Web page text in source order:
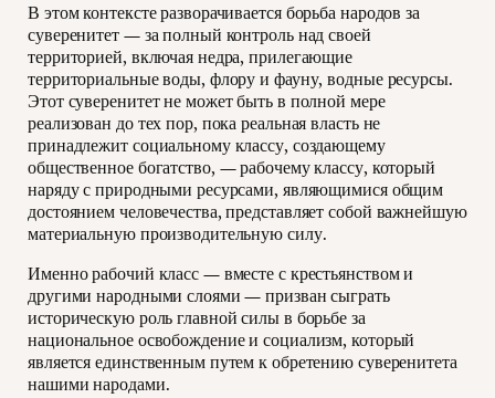
В этом контексте разворачивается борьба народов за
суверенитет — за полный контроль над своей
территорией, включая недра, прилегающие
территориальные воды, флору и фауну, водные ресурсы.
Этот суверенитет не может быть в полной мере
реализован до тех пор, пока реальная власть не
принадлежит социальному классу, создающему
общественное богатство, — рабочему классу, который
наряду с природными ресурсами, являющимися общим
достоянием человечества, представляет собой важнейшую
материальную производительную силу.
Именно рабочий класс — вместе с крестьянством и
другими народными слоями — призван сыграть
историческую роль главной силы в борьбе за
национальное освобождение и социализм, который
является единственным путем к обретению суверенитета
нашими народами.